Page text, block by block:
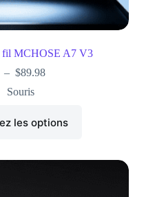
fil MCHOSE A7 V3
– $89.98
Souris
les options